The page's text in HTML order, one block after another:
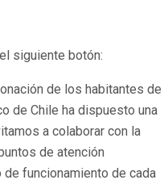
siguiente botón:
de los habitantes de
de Chile ha dispuesto una
a colaborar con la
de atención
funcionamiento de cada